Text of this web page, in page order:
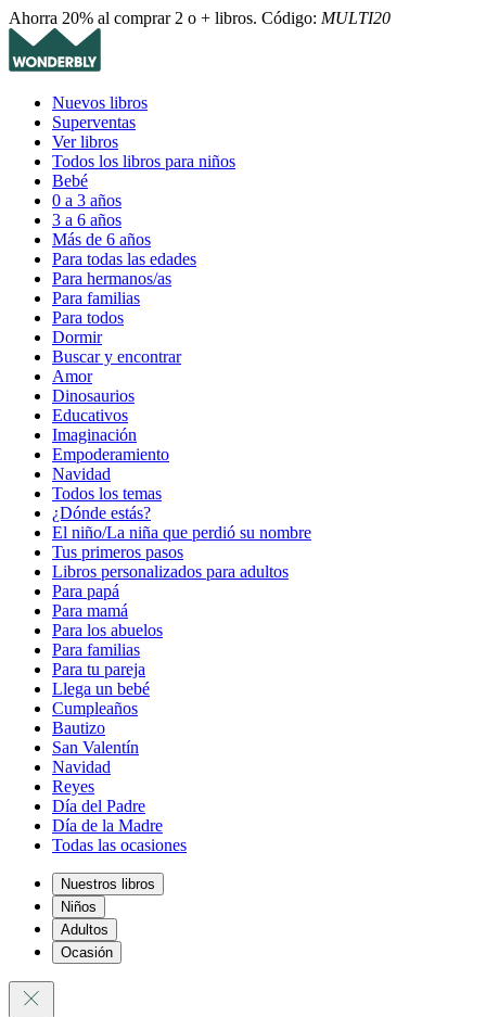
Ahorra 20% al comprar 2 o + libros. Código: MULTI20
Nuevos libros
Superventas
Ver libros
Todos los libros para niños
Bebé
0 a 3 años
3 a 6 años
Más de 6 años
Para todas las edades
Para hermanos/as
Para familias
Para todos
Dormir
Buscar y encontrar
Amor
Dinosaurios
Educativos
Imaginación
Empoderamiento
Navidad
Todos los temas
¿Dónde estás?
El niño/La niña que perdió su nombre
Tus primeros pasos
Libros personalizados para adultos
Para papá
Para mamá
Para los abuelos
Para familias
Para tu pareja
Llega un bebé
Cumpleaños
Bautizo
San Valentín
Navidad
Reyes
Día del Padre
Día de la Madre
Todas las ocasiones
Nuestros libros
Niños
Adultos
Ocasión